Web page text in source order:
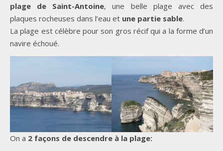
plage de Saint-Antoine, une belle plage avec des
plaques rocheuses dans l’eau et une partie sable.
La plage est célèbre pour son gros récif qui a la forme d’un
navire échoué.
On a 2 façons de descendre à la plage: